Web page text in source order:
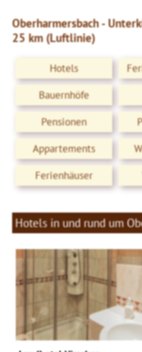
Oberharmersbach -
25 km (Luftlinie)
Hotels
Bauernhöfe
Pensionen
Appartements
Ferienhäuser
Hotels in und rund um